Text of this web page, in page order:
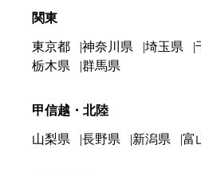
関東
東京都 神奈川県 埼玉県
栃木県
群馬県
甲信越・北陸
山梨県 長野県 新潟県 富